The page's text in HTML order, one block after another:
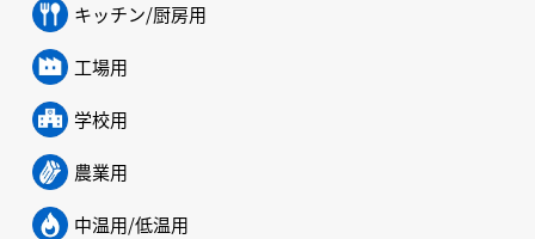
キッチン/厨房用
工場用
学校用
農業用
中温用/低温用